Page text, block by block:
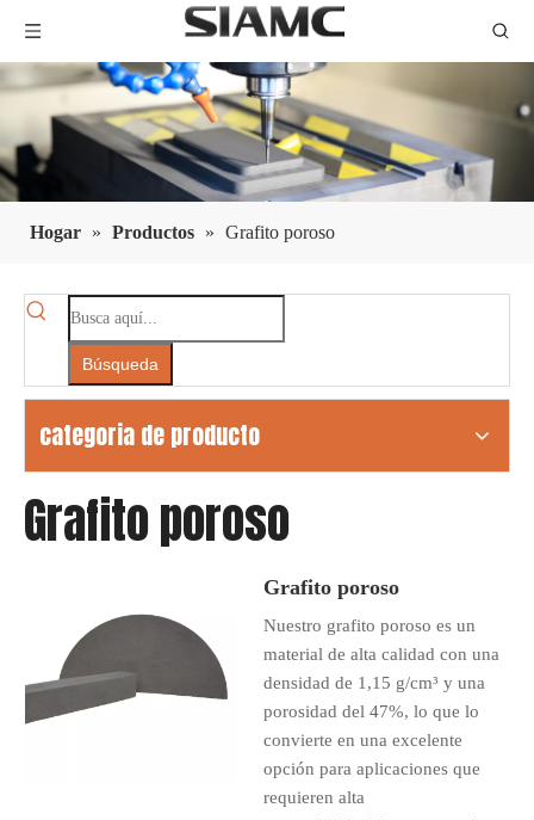
Hogar » Productos » Grafito poroso
Búsqueda
categoria de producto
Grafito poroso
Grafito poroso
Nuestro grafito poroso es un
material de alta calidad con una
densidad de 1,15 g/cm³ y una
porosidad del 47%, lo que lo
convierte en una excelente
opción para aplicaciones que
requieren alta